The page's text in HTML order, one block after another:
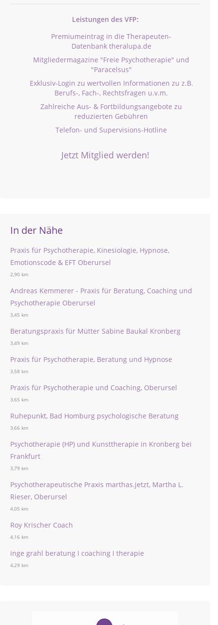
Leistungen des VFP:
Premiumeintrag in die Therapeuten-
Datenbank theralupa.de
Mitgliedermagazine "Freie Psychotherapie" und
"Paracelsus"
Exklusiv-Login zu wertvollen Informationen zu z.B.
Berufs-, Fach-, Rechtsfragen u.v.m.
Zahlreiche Aus- & Fortbildungsangebote zu
reduzierten Gebühren
Telefon- und Supervisions-Hotline
Jetzt Mitglied werden!
In der Nähe
Praxis für Psychotherapie, Kinesiologie, Hypnose,
Emotionscode & EFT Oberursel
2,90 km
Andreas Kemmerer - Praxis für Beratung, Coaching und
Psychotherapie Oberursel
3,45 km
Beratungspraxis für Mütter Sabine Baukal Kronberg
3,49 km
Praxis für Psychotherapie, Beratung und Hypnose
3,58 km
Praxis für Psychotherapie und Coaching, Oberursel
3,65 km
Ruhepunkt, Bad Homburg psychologische Beratung
3,66 km
Psychotherapie (HP) und Kunsttherapie in Kronberg bei
Frankfurt
3,79 km
Psychotherapeutische Praxis marthas.jetzt, Martha L.
Rieser, Oberursel
4,05 km
Roy Krischer Coach
4,16 km
inge grahl beratung I coaching I therapie
4,29 km